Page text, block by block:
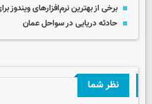
برخی از بهترین نرم‌افزارهای ویندوز
حادثه دریایی در سواحل عمان
نظر شما